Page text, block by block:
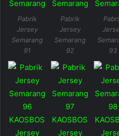
Pabrik
Jersey
Semarang
91
Pabrik
Jersey
Semarang
92
93